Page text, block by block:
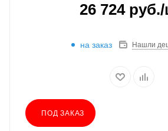
26 724руб.
на заказ Нашли
ПОД ЗАКАЗ